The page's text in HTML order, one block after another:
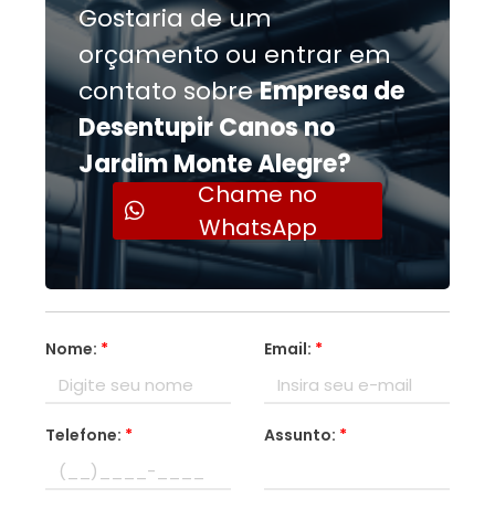
Gostaria de um
orçamento ou entrar em
contato sobreEmpresa de
Desentupir Canos no
Jardim Monte Alegre?
Chame no
WhatsApp
Nome: * Email: *
Telefone: * Assunto: *